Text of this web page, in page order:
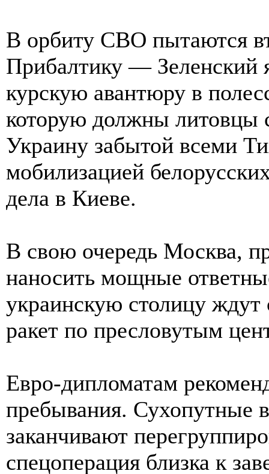
В орбиту СВО пытаются
Прибалтику — Зеленский
курскую авантюру в
которую должны литовцы
Украину забытой всеми
мобилизацией
дела в Киеве.
В свою очередь Москва,
наносить мощные
украинскую столицу ждут
ракет по пресловутым
Евро-дипломатам
пребывания. Сухопутные
заканчивают
спецоперация близка к